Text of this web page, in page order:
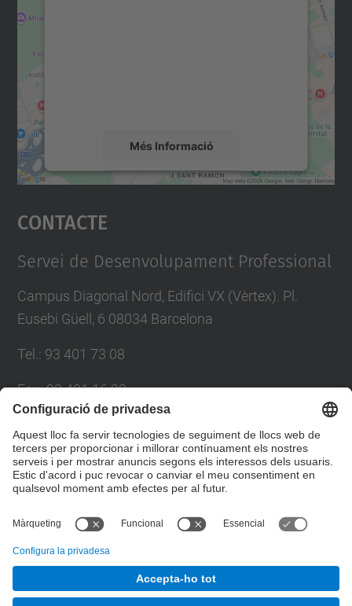
Més Informació
Accepta
powered by
Contacte
Servei de Desenvolupament Professional
Campus Diagonal Nord, Edifici VX (Vèrtex). Pl.
Eusebi Güell, 6 08034 Barcelona
Tel. : 93 401 73 08
Fax:93 401 16 22
Directori UPC
Formulari de contacte
Servei de Desenvolupament Professional. SDP.